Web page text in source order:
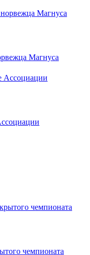
Магнуса
чемпионата